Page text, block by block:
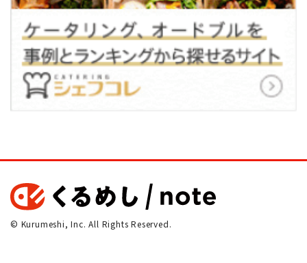
© Kurumeshi, Inc. All Rights Reserved.